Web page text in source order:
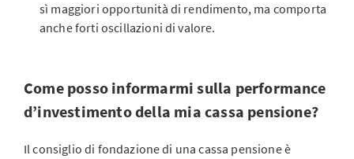
sì maggiori opportunità di rendimento, ma comporta
anche forti oscillazioni di valore.
Come posso informarmi sulla performance
d’investimento della mia cassa pensione?
Il consiglio di fondazione di una cassa pensione è